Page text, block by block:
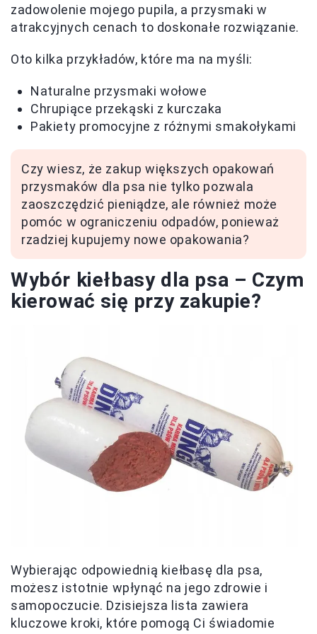
zadowolenie mojego pupila, a przysmaki w
atrakcyjnych cenach to doskonałe rozwiązanie.
Oto kilka przykładów, które ma na myśli:
Naturalne przysmaki wołowe
Chrupiące przekąski z kurczaka
Pakiety promocyjne z różnymi smakołykami
Czy wiesz, że zakup większych opakowań
przysmaków dla psa nie tylko pozwala
zaoszczędzić pieniądze, ale również może
pomóc w ograniczeniu odpadów, ponieważ
rzadziej kupujemy nowe opakowania?
Wybór kiełbasy dla psa – Czym
kierować się przy zakupie?
Wybierając odpowiednią kiełbasę dla psa,
możesz istotnie wpłynąć na jego zdrowie i
samopoczucie. Dzisiejsza lista zawiera
kluczowe kroki, które pomogą Ci świadomie